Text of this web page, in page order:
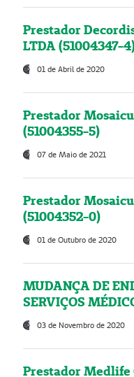
Prestador
LTDA (51004347-
01 de Abril de 2020
Prestador
(51004355-5)
07 de Maio de 2021
Prestador
(51004352-0)
01 de Outubro de 2020
MUDANÇA DE
SERVIÇOS
03 de Novembro de 2020
Prestador Medlife